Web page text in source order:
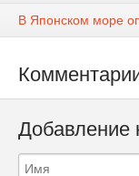
В Японском море
Добавление